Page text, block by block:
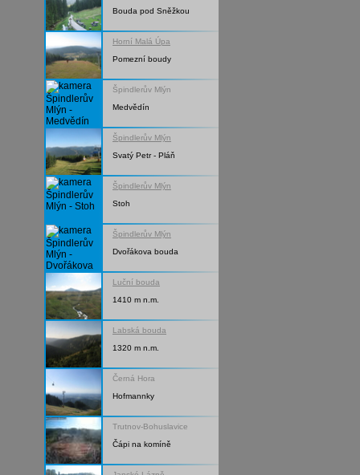
Bouda pod Sněžkou
Horní Malá Úpa
Pomezní boudy
Špindlerův Mlýn
Medvědín
Špindlerův Mlýn
Svatý Petr - Pláň
Špindlerův Mlýn
Stoh
Špindlerův Mlýn
Dvořákova bouda
Luční bouda
1410 m n.m.
Labská bouda
1320 m n.m.
Černá Hora
Hofmannky
Trutnov-Bohuslavice
Čápi na komíně